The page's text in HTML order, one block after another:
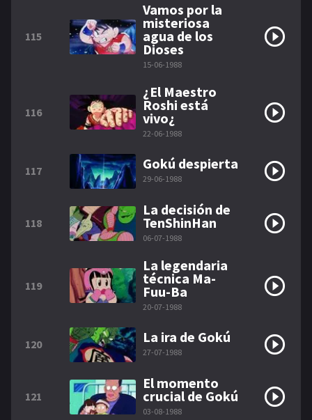
115
Vamos por la
misteriosa
agua de los
Dioses
15-06-1988
116
¿El Maestro
Roshi está
vivo¿
22-06-1988
117 Gokú despierta
29-06-1988
118
La decisión de
TenShinHan
06-07-1988
119
La legendaria
técnica Ma-
Fuu-Ba
20-07-1988
120 La ira de Gokú
27-07-1988
121
El momento
crucial de Gokú
03-08-1988